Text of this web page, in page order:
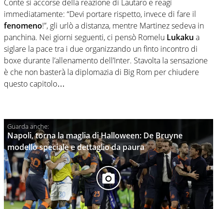
Conte si accorse della reazione di Lautaro e reagì
immediatamente: “Devi portare rispetto, invece di fare il
fenomeno!”, gli urlò a distanza, mentre Martinez sedeva in
panchina. Nei giorni seguenti, ci pensò Romelu Lukaku a
siglare la pace tra i due organizzando un finto incontro di
boxe durante l’allenamento dell’Inter. Stavolta la sensazione
è che non basterà la diplomazia di Big Rom per chiudere
questo capitolo…
Napoli, torna la maglia di Halloween: De Bruyne
modello speciale e dettaglio da paura